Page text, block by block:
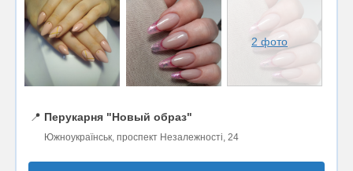
2 фото
📍 Перукарня "Новый образ"
Южноукраїнськ, проспект Незалежності, 24